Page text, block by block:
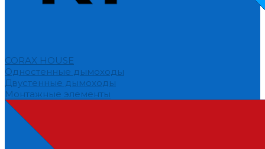
CORAX HOUSE
Одностенные дымоходы
Двустенные дымоходы
Монтажные элементы